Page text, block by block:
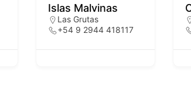
Islas Malvinas
Las Grutas
+54 9 2944 418117